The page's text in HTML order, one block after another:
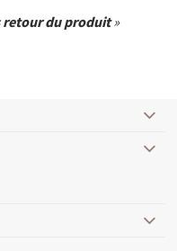
retour du produit